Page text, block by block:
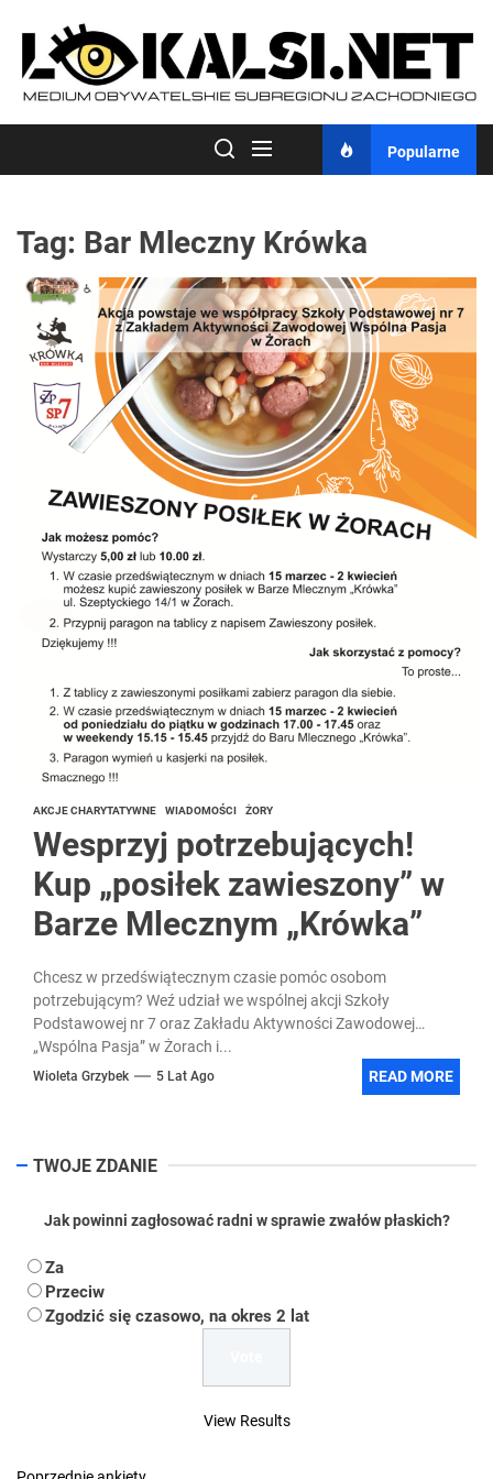
content
Popularne
Tag: Bar Mleczny Krówka
AKCJE CHARYTATYWNE WIADOMOŚCI ŻORY
Wesprzyj potrzebujących!
Kup „posiłek zawieszony” w
Barze Mlecznym „Krówka”
Chcesz w przedświątecznym czasie pomóc osobom
potrzebującym? Weź udział we wspólnej akcji Szkoły
Podstawowej nr 7 oraz Zakładu Aktywności Zawodowej
„Wspólna Pasja” w Żorach i...
Wioleta Grzybek 5 Lat Ago READ MORE
TWOJE ZDANIE
Jak powinni zagłosować radni w sprawie zwałów płaskich?
Za
Przeciw
Zgodzić się czasowo, na okres 2 lat
View Results